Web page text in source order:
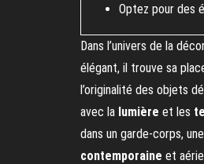
Optez pour des
Dans l’univers de la
élégant, il trouve sa
l’originalité des objets
avec la lumière et les
dans un garde-corps,
contemporaine et